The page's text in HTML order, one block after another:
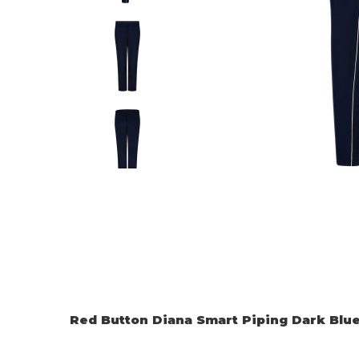
Red Button Diana Smart Piping Dark